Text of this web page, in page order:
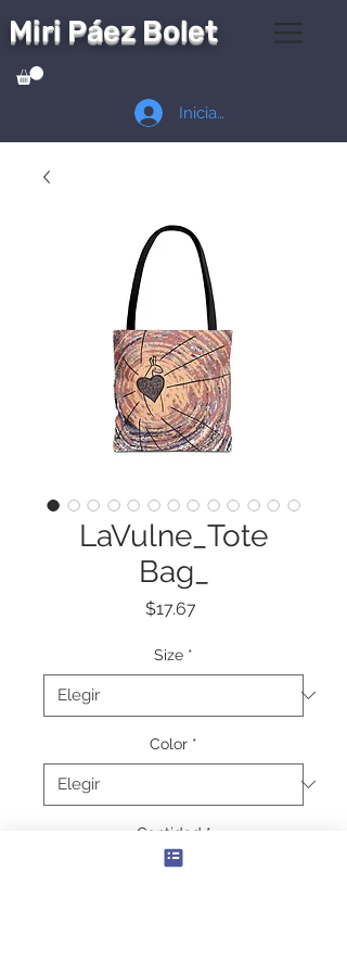
Miri Páez Bolet
Iniciar sesión
LaVulne_Tote
Bag_
$17.67
Size *
Color *
Cantidad *